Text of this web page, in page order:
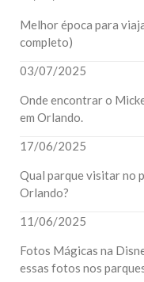
Melhor época para
completo)
03/07/2025
Onde encontrar o
em Orlando.
17/06/2025
Qual parque visitar no
Orlando?
11/06/2025
Fotos Mágicas na
essas fotos nos